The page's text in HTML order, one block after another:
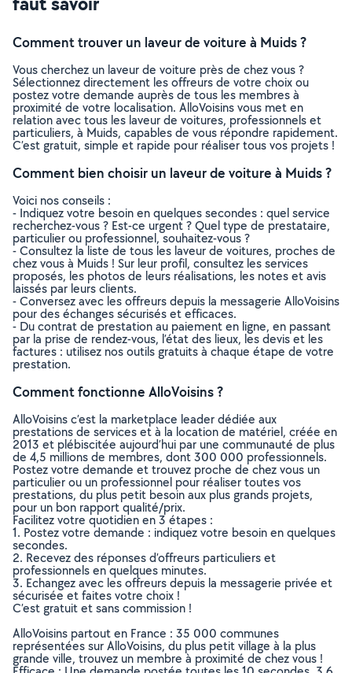
Comment trouver un laveur de voiture à Muids ?
Vous cherchez un laveur de voiture près de chez vous ?
Sélectionnez directement les offreurs de votre choix ou
postez votre demande auprès de tous les membres à
proximité de votre localisation. AlloVoisins vous met en
relation avec tous les laveur de voitures, professionnels et
particuliers, à Muids, capables de vous répondre rapidement.
C’est gratuit, simple et rapide pour réaliser tous vos projets !
Comment bien choisir un laveur de voiture à Muids ?
Voici nos conseils :
- Indiquez votre besoin en quelques secondes : quel service
recherchez-vous ? Est-ce urgent ? Quel type de prestataire,
particulier ou professionnel, souhaitez-vous ?
- Consultez la liste de tous les laveur de voitures, proches de
chez vous à Muids ! Sur leur profil, consultez les services
proposés, les photos de leurs réalisations, les notes et avis
laissés par leurs clients.
- Conversez avec les offreurs depuis la messagerie AlloVoisins
pour des échanges sécurisés et efficaces.
- Du contrat de prestation au paiement en ligne, en passant
par la prise de rendez-vous, l’état des lieux, les devis et les
factures : utilisez nos outils gratuits à chaque étape de votre
prestation.
Comment fonctionne AlloVoisins ?
AlloVoisins c’est la marketplace leader dédiée aux
prestations de services et à la location de matériel, créée en
2013 et plébiscitée aujourd’hui par une communauté de plus
de 4,5 millions de membres, dont 300 000 professionnels.
Postez votre demande et trouvez proche de chez vous un
particulier ou un professionnel pour réaliser toutes vos
prestations, du plus petit besoin aux plus grands projets,
pour un bon rapport qualité/prix.
Facilitez votre quotidien en 3 étapes :
1. Postez votre demande : indiquez votre besoin en quelques
secondes.
2. Recevez des réponses d’offreurs particuliers et
professionnels en quelques minutes.
3. Echangez avec les offreurs depuis la messagerie privée et
sécurisée et faites votre choix !
C’est gratuit et sans commission !
AlloVoisins partout en France : 35 000 communes
représentées sur AlloVoisins, du plus petit village à la plus
grande ville, trouvez un membre à proximité de chez vous !